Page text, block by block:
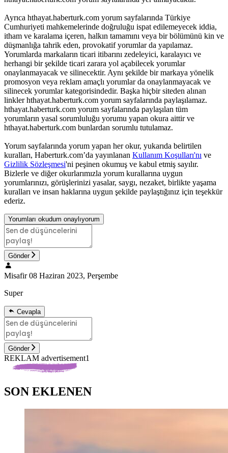
Ayrıca hthayat.haberturk.com yorum sayfalarında Türkiye
Cumhuriyeti mahkemelerinde doğruluğu ispat edilemeyecek iddia,
itham ve karalama içeren, halkın tamamını veya bir bölümünü kin ve
düşmanlığa tahrik eden, provokatif yorumlar da yapılamaz.
Yorumlarda markaların ticari itibarını zedeleyici, karalayıcı ve
herhangi bir şekilde ticari zarara yol açabilecek yorumlar
onaylanmayacak ve silinecektir. Aynı şekilde bir markaya yönelik
promosyon veya reklam amaçlı yorumlar da onaylanmayacak ve
silinecek yorumlar kategorisindedir. Başka hiçbir siteden alınan
linkler hthayat.haberturk.com yorum sayfalarında paylaşılamaz.
hthayat.haberturk.com yorum sayfalarında paylaşılan tüm
yorumların yasal sorumluluğu yorumu yapan okura aittir ve
hthayat.haberturk.com bunlardan sorumlu tutulamaz.
Yorum sayfalarında yorum yapan her okur, yukarıda belirtilen
kuralları, Haberturk.com’da yayınlanan Kullanım Koşulları'nı ve
Gizlilik Sözleşmesi'ni peşinen okumuş ve kabul etmiş sayılır.
Bizlerle ve diğer okurlarımızla yorum kurallarına uygun
yorumlarınızı, görüşlerinizi yasalar, saygı, nezaket, birlikte yaşama
kuralları ve insan haklarına uygun şekilde paylaştığınız için teşekkür
ederiz.
Yorumları okudum onaylıyorum
Gönder
Misafir 08 Haziran 2023, Perşembe
Super
Cevapla
Gönder
REKLAM advertisement1
SON EKLENEN